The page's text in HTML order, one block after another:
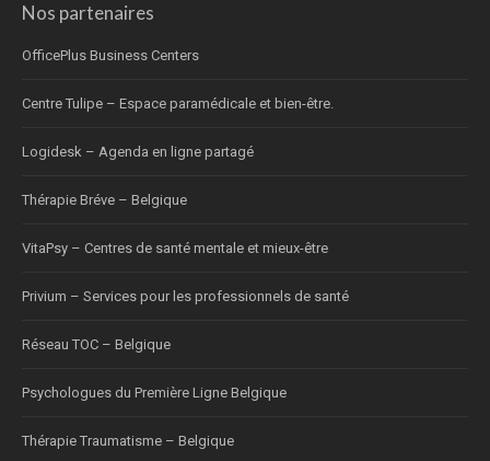
Nos partenaires
OfficePlus Business Centers
Centre Tulipe – Espace paramédicale et bien-être.
Logidesk – Agenda en ligne partagé
Thérapie Bréve – Belgique
VitaPsy – Centres de santé mentale et mieux-être
Privium – Services pour les professionnels de santé
Réseau TOC – Belgique
Psychologues du Première Ligne Belgique
Thérapie Traumatisme – Belgique